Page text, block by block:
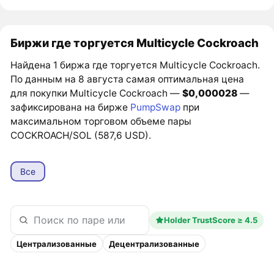
Биржи где торгуется Multicycle Cockroach
Найдена 1 биржа где торгуется Multicycle Cockroach.
По данным на 8 августа самая оптимальная цена
для покупки Multicycle Cockroach —$0,000028 —
зафиксирована на бирже PumpSwap при
максимальном торговом объеме пары
COCKROACH/SOL (587,6 USD).
Все
Holder TrustScore ≥ 4.5
Централизованные Децентрализованные